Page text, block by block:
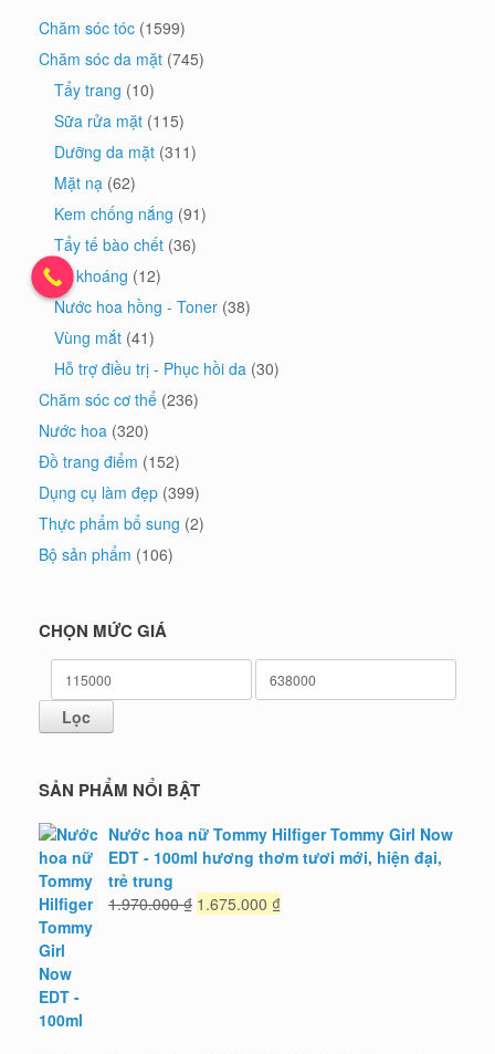
Chăm sóc tóc (1599)
Chăm sóc da mặt (745)
Tẩy trang (10)
Sữa rửa mặt (115)
Dưỡng da mặt (311)
Mặt nạ (62)
Kem chống nắng (91)
Tẩy tế bào chết (36)
Xịt khoáng (12)
Nước hoa hồng - Toner (38)
Vùng mắt (41)
Hỗ trợ điều trị - Phục hồi da (30)
Chăm sóc cơ thể (236)
Nước hoa (320)
Đồ trang điểm (152)
Dụng cụ làm đẹp (399)
Thực phẩm bổ sung (2)
Bộ sản phẩm (106)
CHỌN MỨC GIÁ
Giá
tối
thiểu
Giá
Lọc
SẢN PHẨM NỔI BẬT
Nước hoa nữ Tommy Hilfiger Tommy Girl Now
EDT - 100ml hương thơm tươi mới, hiện đại,
trẻ trung
1.970.000₫ Giá
1.675.000 ₫Giá